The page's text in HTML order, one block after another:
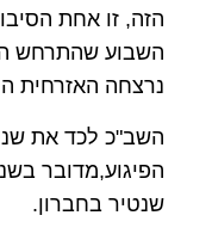
הזה, זו אחת
השבוע שהתרחש
נרצחה האזרחית
השב"כ לכד את
הפיגוע,מדובר
שנטיר בחברון.